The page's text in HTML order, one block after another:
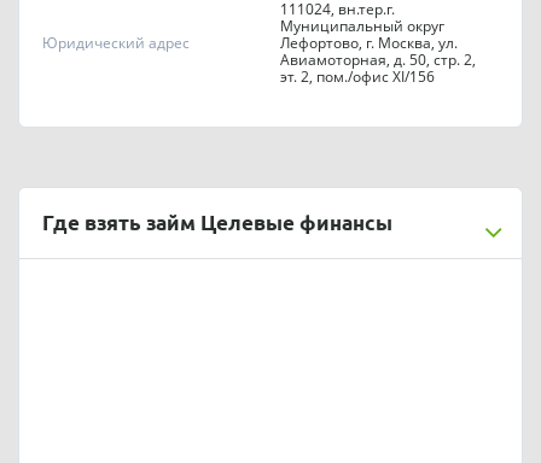
Юридический адрес
111024, вн.тер.г.
Муниципальный округ
Лефортово, г. Москва, ул.
Авиамоторная, д. 50, стр. 2,
эт. 2, пом./офис XI/156
Где взять займ Целевые финансы